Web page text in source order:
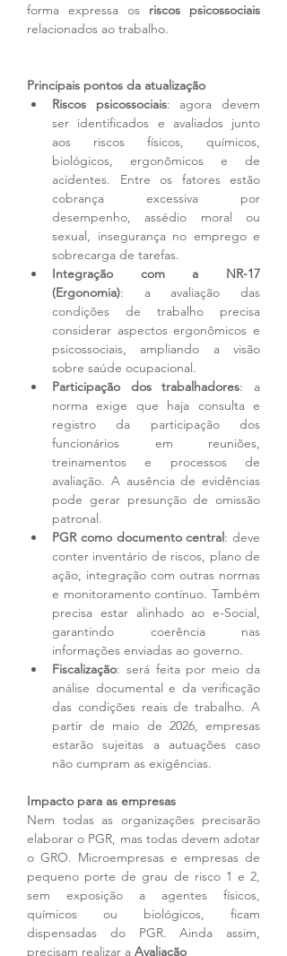
forma expressa os riscos psicossociais
relacionados ao trabalho.
Principais pontos da atualização
Riscos psicossociais: agora devem
ser identificados e avaliados junto
aos riscos físicos, químicos,
biológicos, ergonômicos e de
acidentes. Entre os fatores estão
cobrança excessiva por
desempenho, assédio moral ou
sexual, insegurança no emprego e
sobrecarga de tarefas.
Integração com a NR-17
(Ergonomia): a avaliação das
condições de trabalho precisa
considerar aspectos ergonômicos e
psicossociais, ampliando a visão
sobre saúde ocupacional.
Participação dos trabalhadores: a
norma exige que haja consulta e
registro da participação dos
funcionários em reuniões,
treinamentos e processos de
avaliação. A ausência de evidências
pode gerar presunção de omissão
patronal.
PGR como documento central: deve
conter inventário de riscos, plano de
ação, integração com outras normas
e monitoramento contínuo. Também
precisa estar alinhado ao e-Social,
garantindo coerência nas
informações enviadas ao governo.
Fiscalização: será feita por meio da
análise documental e da verificação
das condições reais de trabalho. A
partir de maio de 2026, empresas
estarão sujeitas a autuações caso
não cumpram as exigências.
Impacto para as empresas
Nem todas as organizações precisarão
elaborar o PGR, mas todas devem adotar
o GRO. Microempresas e empresas de
pequeno porte de grau de risco 1 e 2,
sem exposição a agentes físicos,
químicos ou biológicos, ficam
dispensadas do PGR. Ainda assim,
precisam realizar a Avaliação